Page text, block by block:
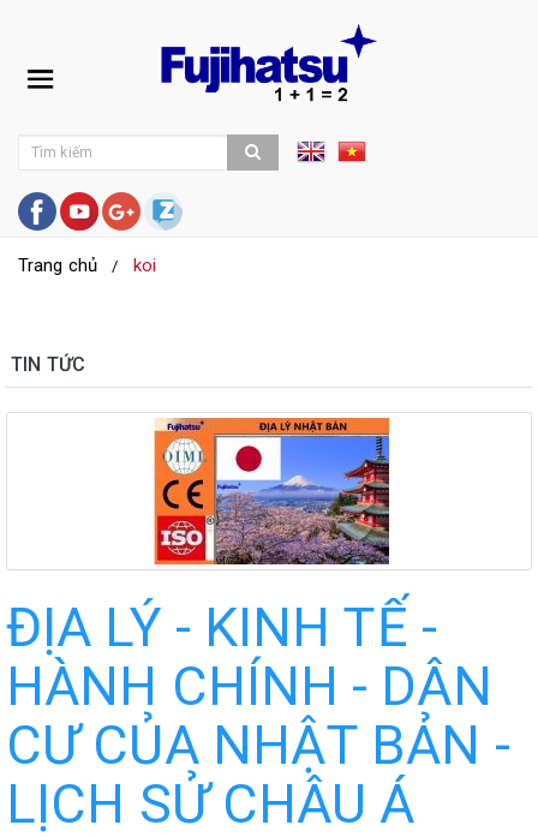
Trang chủ koi
TIN TỨC
ĐỊA LÝ - KINH TẾ -
HÀNH CHÍNH - DÂN
CƯ CỦA NHẬT BẢN -
LỊCH SỬ CHÂU Á